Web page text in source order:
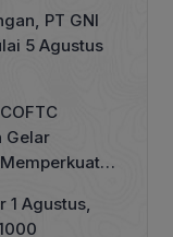
PT GNI
5 Agustus
Gelar
1 Agustus,